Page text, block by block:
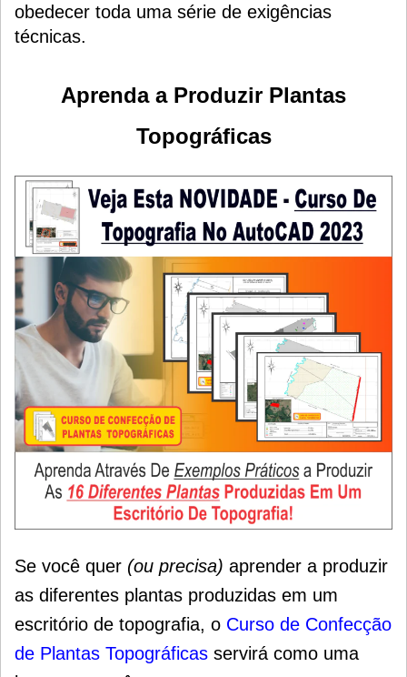
obedecer toda uma série de exigências
técnicas.
Aprenda a Produzir Plantas
Topográficas
Se você quer (ou precisa) aprender a produzir
as diferentes plantas produzidas em um
escritório de topografia, o Curso de Confecção
de Plantas Topográficas servirá como uma